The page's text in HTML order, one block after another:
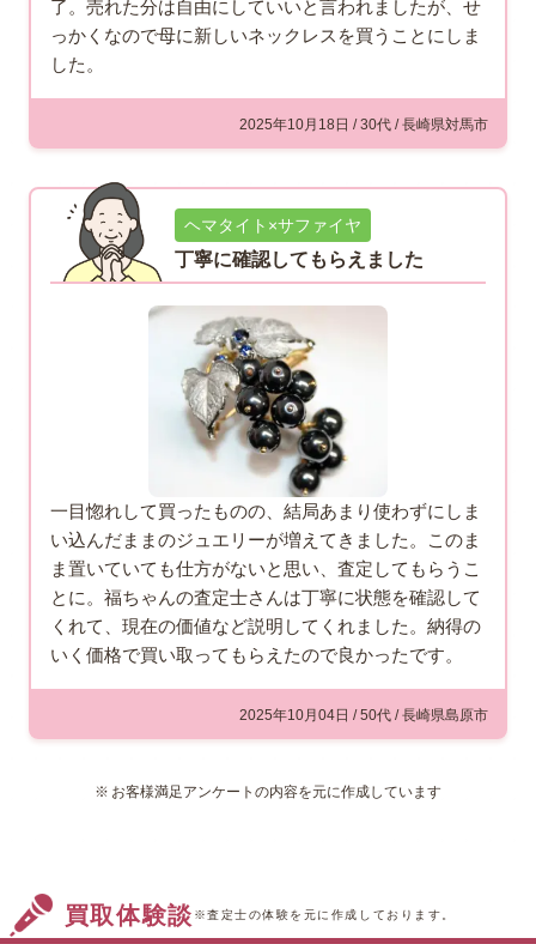
了。売れた分は自由にしていいと言われましたが、せ
っかくなので母に新しいネックレスを買うことにしま
した。
2025年10月18日 / 30代 / 長崎県対馬市
ヘマタイト×サファイヤ
丁寧に確認してもらえました
一目惚れして買ったものの、結局あまり使わずにしま
い込んだままのジュエリーが増えてきました。このま
ま置いていても仕方がないと思い、査定してもらうこ
とに。福ちゃんの査定士さんは丁寧に状態を確認して
くれて、現在の価値など説明してくれました。納得の
いく価格で買い取ってもらえたので良かったです。
2025年10月04日 / 50代 / 長崎県島原市
お客様満足アンケートの内容を元に作成しています
買取体験談 ※査定士の体験を元に作成しております。